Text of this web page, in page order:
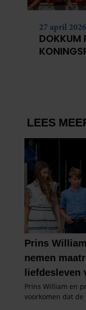
27 april 2026
DOKKUM